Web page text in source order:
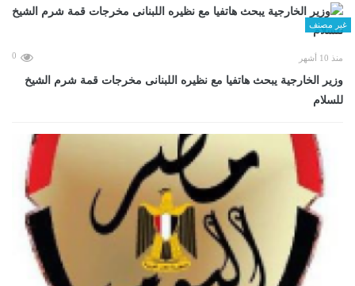
غير مصنف
منذ 10 أشهر 0
وزير الخارجية يبحث هاتفيا مع نظيره اللبنانى مخرجات قمة شرم الشيخ
للسلام